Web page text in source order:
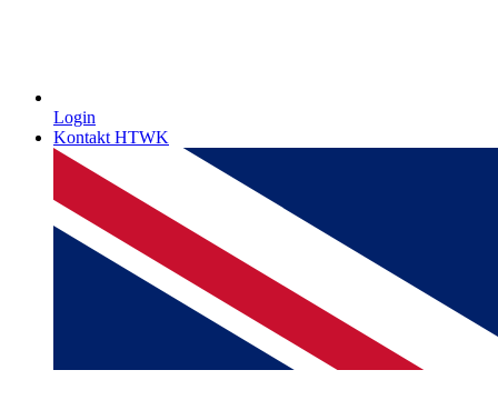
Login
Kontakt HTWK